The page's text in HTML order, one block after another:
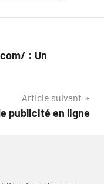
: Un
Article suivant
publicité en ligne